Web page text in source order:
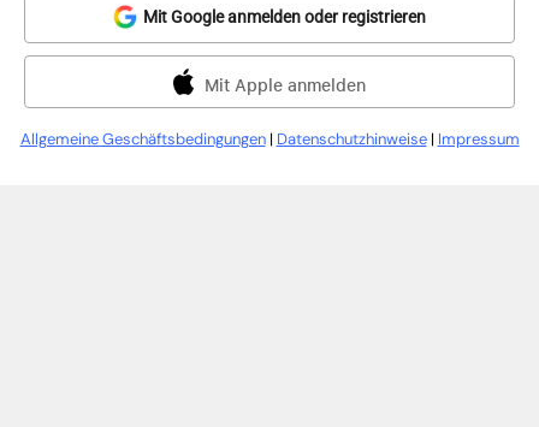
Mit Google anmelden oder registrieren
Mit Apple anmelden
Allgemeine Geschäftsbedingungen| Datenschutzhinweise| Impressum